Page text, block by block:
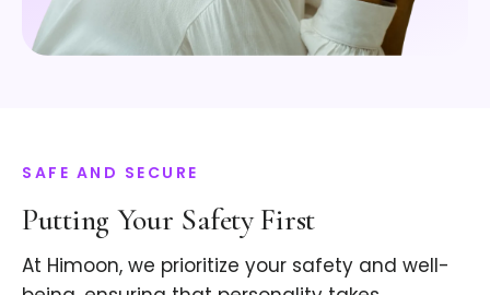
SAFE AND SECURE
Putting Your Safety First
At Himoon, we prioritize your safety and well-